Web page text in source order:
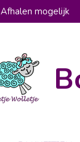
Afhalen mogelijk